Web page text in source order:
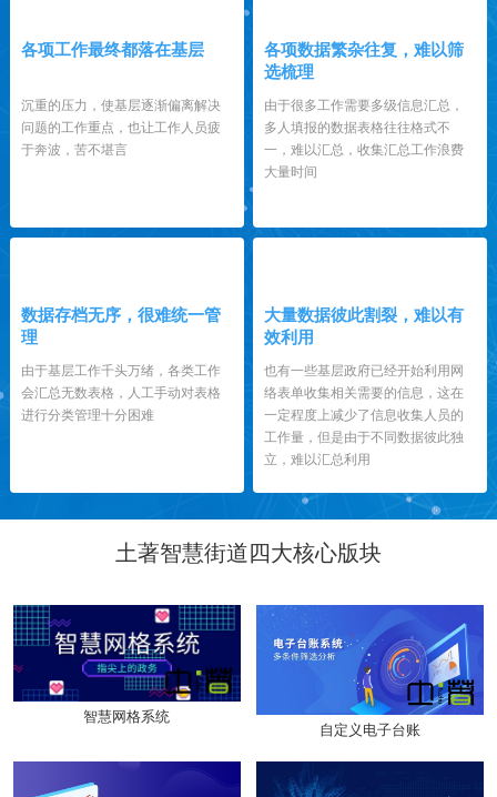
各项工作最终都落在基层
沉重的压力，使基层逐渐偏离解决
问题的工作重点，也让工作人员疲
于奔波，苦不堪言
各项数据繁杂往复，难以筛
选梳理
由于很多工作需要多级信息汇总，
多人填报的数据表格往往格式不
一，难以汇总，收集汇总工作浪费
大量时间
数据存档无序，很难统一管
理
由于基层工作千头万绪，各类工作
会汇总无数表格，人工手动对表格
进行分类管理十分困难
大量数据彼此割裂，难以有
效利用
也有一些基层政府已经开始利用网
络表单收集相关需要的信息，这在
一定程度上减少了信息收集人员的
工作量，但是由于不同数据彼此独
立，难以汇总利用
土著智慧街道四大核心版块
智慧网格系统
自定义电子台账